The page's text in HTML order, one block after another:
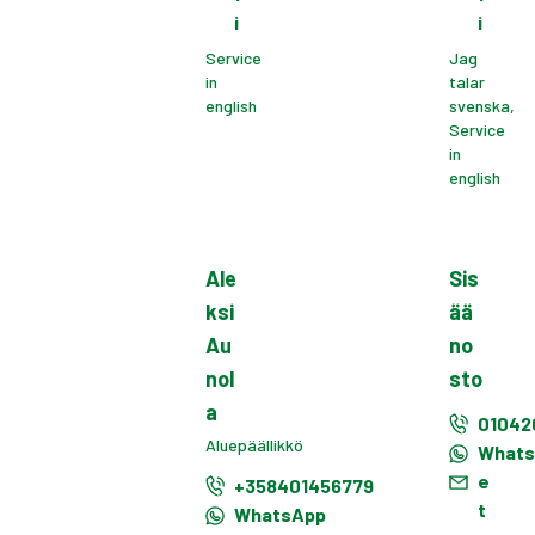
i
Service
in
english
i
Jag
talar
svenska,
Service
in
english
Ale
ksi
Au
nol
a
Aluepäällikkö
+358401456779
WhatsApp
Sis
ää
no
sto
e
t